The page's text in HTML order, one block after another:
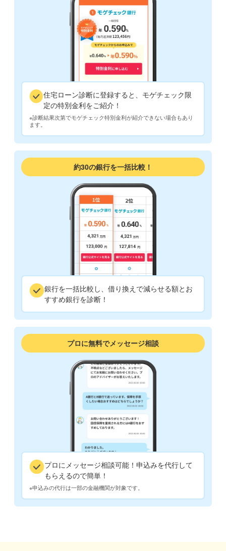
住宅ローン診断に登録すると、モゲチェック限
定の特別金利をご紹介！
※診断結果次第でモゲチェック特別金利が紹介できない場合もあり
ます。
約30の銀行を一括比較！
銀行を一括比較し、借り換えで減らせる額とお
すすめ銀行を診断！
プロに無料でメッセージ相談
プロにメッセージ相談可能！申込みを代行して
もらえるので簡単！
※申込みの代行は一部の金融機関が対象です。